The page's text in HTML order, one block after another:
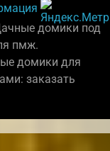
домики под
пмж.
домики для
заказать